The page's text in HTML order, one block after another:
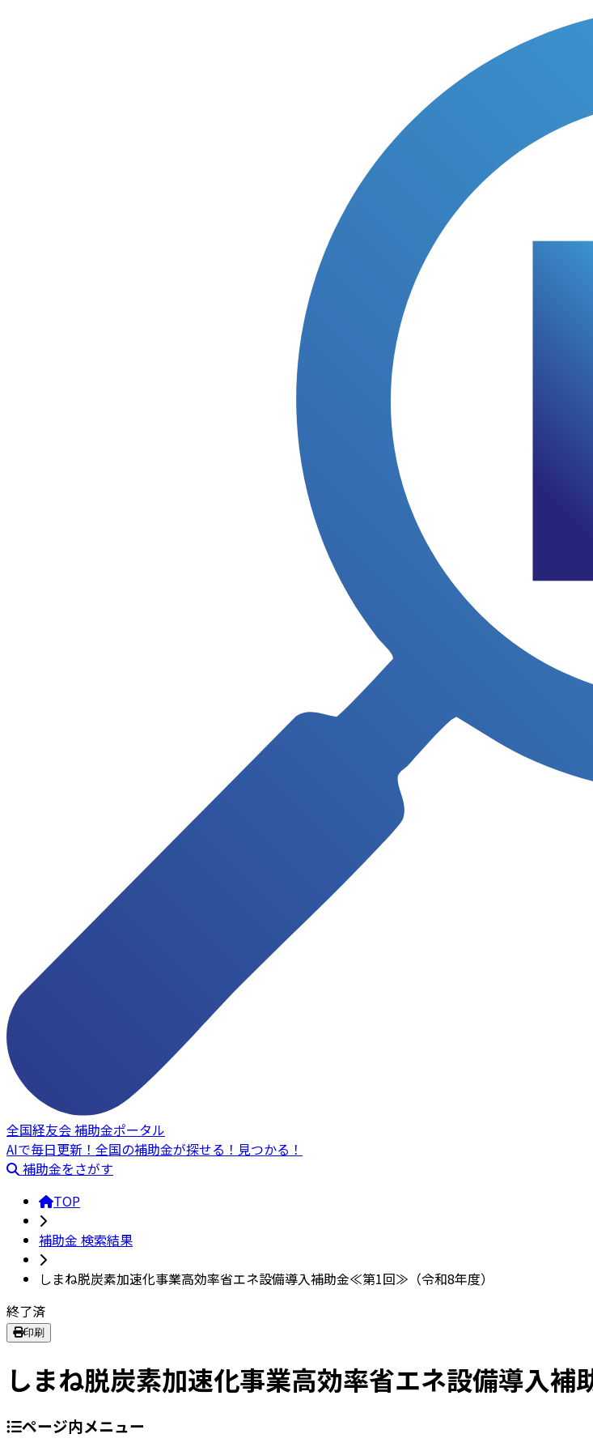
全国経友会 補助金ポータル
AIで毎日更新！全国の補助金が探せる！見つかる！
補助金をさがす
TOP
補助金 検索結果
しまね脱炭素加速化事業高効率省エネ設備導入補助金≪第1回≫（令和8年度）
終了済
印刷
しまね脱炭素加速化事業高効率省エネ設備導入
ページ内メニュー